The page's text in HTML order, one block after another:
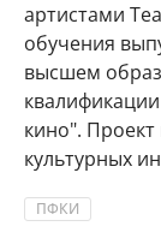
артистами
обучения
высшем
кино".
культурных
ПФКИ